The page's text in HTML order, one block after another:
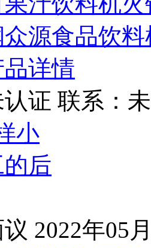
源食品饮
详情
认证 联系：
2022年05